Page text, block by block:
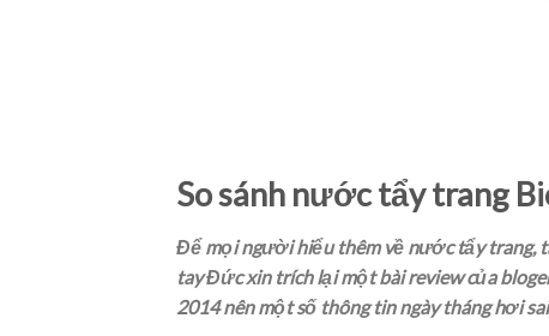
So sánh nước tẩy trang
Để mọi người hiểu thêm về nước tẩy trang,
tay Đức xin trích lại một bài review của
2014 nên một số thông tin ngày tháng hơi